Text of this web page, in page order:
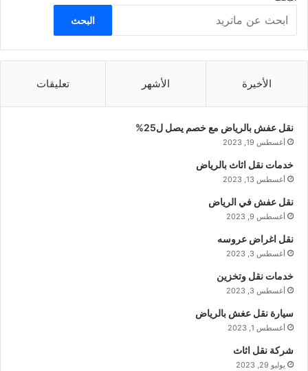
البحث
الأخيرة الأشهر تعليقات
نقل عفش بالرياض مع خصم يصل ل25%
أغسطس 19, 2023
خدمات نقل اثاث بالرياض
أغسطس 13, 2023
نقل عفش في الرياض
أغسطس 9, 2023
نقل اغراض عروسه
أغسطس 3, 2023
خدمات نقل وتخزين
أغسطس 3, 2023
سيارة نقل عغش بالرياض
أغسطس 1, 2023
شركة نقل اثاث
يوليو 29, 2023